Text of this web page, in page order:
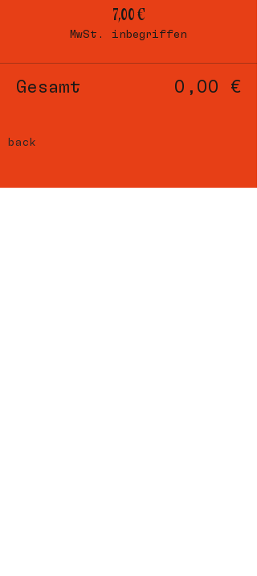
7,00 €
MwSt. inbegriffen
Gesamt 0,00 €
back